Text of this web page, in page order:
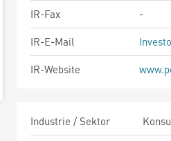
IR-Fax
-
IR-E-Mail
IR-Website
Industrie / Sektor